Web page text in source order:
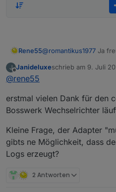
Rene55@romantikus1977 Ja
J
Offline
Janideluxeschrieb am 9. Juli
zuletzt editiert von
@rene55
erstmal vielen Dank für den
Bosswerk Wechselrichter
Kleine Frage, der Adapter
gibts ne Möglichkeit, dass
Logs erzeugt?
2 Antworten